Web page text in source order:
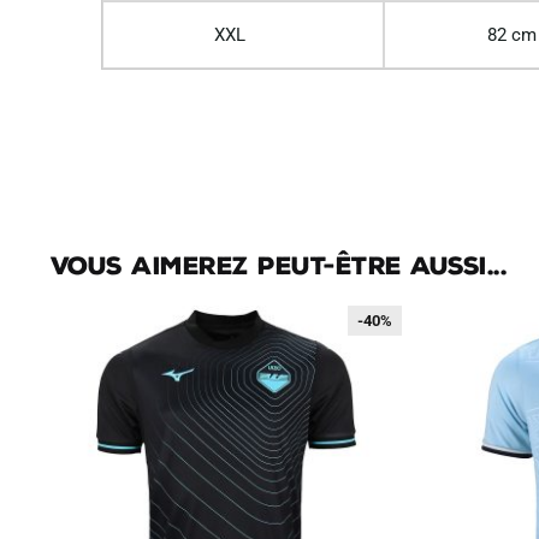
XXL 82 cm
Vous aimerez peut-être aussi...
-40%
-40%